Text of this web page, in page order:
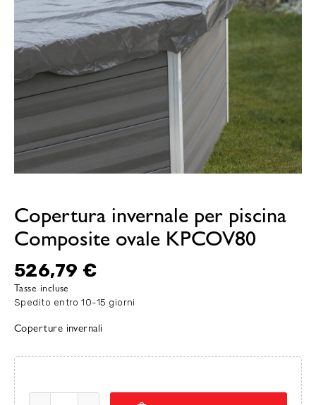
Copertura invernale per piscina
Composite ovale KPCOV80
526,79 €
Tasse incluse
Spedito entro 10-15 giorni
Coperture invernali